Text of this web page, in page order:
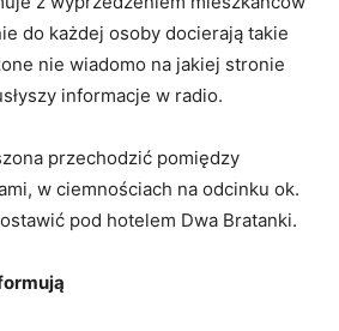
do każdej osoby docierają takie
nie wiadomo na jakiej stronie
informacje w radio.
przechodzić pomiędzy
w ciemnościach na odcinku ok.
pod hotelem Dwa Bratanki.